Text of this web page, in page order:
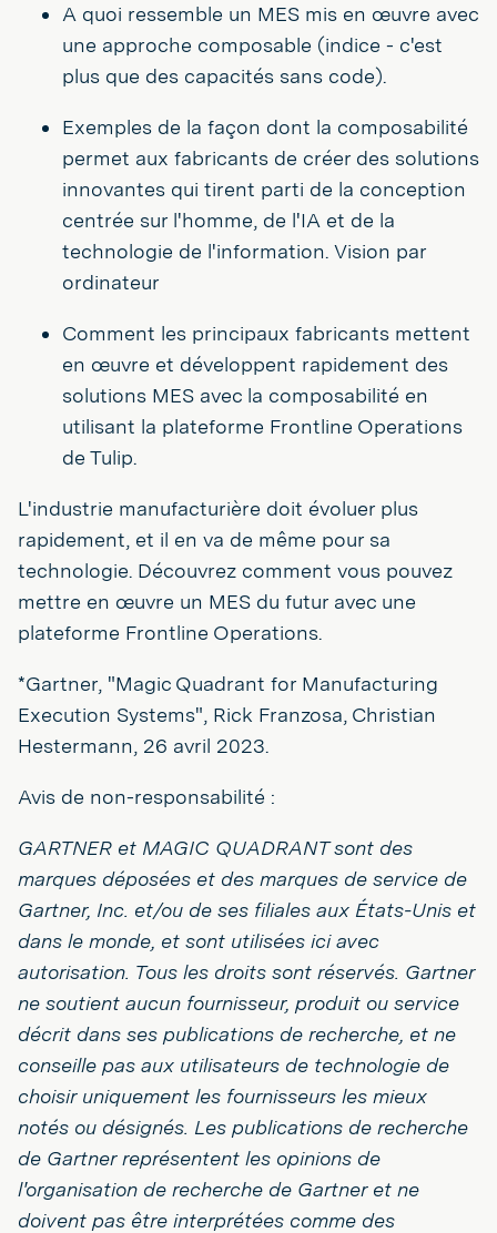
A quoi ressemble un MES mis en œuvre avec
une approche composable (indice - c'est
plus que des capacités sans code).
Exemples de la façon dont la composabilité
permet aux fabricants de créer des solutions
innovantes qui tirent parti de la conception
centrée sur l'homme, de l'IA et de la
technologie de l'information. Vision par
ordinateur
Comment les principaux fabricants mettent
en œuvre et développent rapidement des
solutions MES avec la composabilité en
utilisant la plateforme Frontline Operations
de Tulip.
L'industrie manufacturière doit évoluer plus
rapidement, et il en va de même pour sa
technologie. Découvrez comment vous pouvez
mettre en œuvre un MES du futur avec une
plateforme Frontline Operations.
*Gartner, "Magic Quadrant for Manufacturing
Execution Systems", Rick Franzosa, Christian
Hestermann, 26 avril 2023.
Avis de non-responsabilité :
GARTNER et MAGIC QUADRANT sont des
marques déposées et des marques de service de
Gartner, Inc. et/ou de ses filiales aux États-Unis et
dans le monde, et sont utilisées ici avec
autorisation. Tous les droits sont réservés. Gartner
ne soutient aucun fournisseur, produit ou service
décrit dans ses publications de recherche, et ne
conseille pas aux utilisateurs de technologie de
choisir uniquement les fournisseurs les mieux
notés ou désignés. Les publications de recherche
de Gartner représentent les opinions de
l'organisation de recherche de Gartner et ne
doivent pas être interprétées comme des